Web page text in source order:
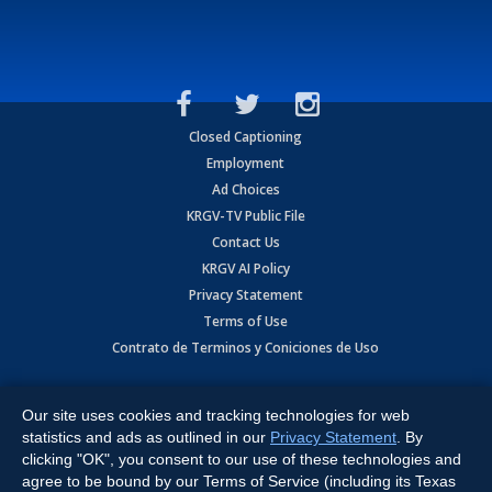
Closed Captioning
Employment
Ad Choices
KRGV-TV Public File
Contact Us
KRGV AI Policy
Privacy Statement
Terms of Use
Contrato de Terminos y Coniciones de Uso
Expressway, Weslaco, TX 78596.
All Rights Reserved. Powered by:Ruby Shore Software
Our site uses cookies and tracking technologies for web
statistics and ads as outlined in our Privacy Statement . By
clicking "OK", you consent to our use of these technologies and
agree to be bound by our Terms of Service (including its Texas